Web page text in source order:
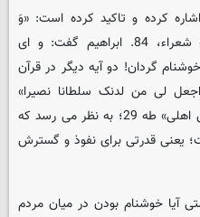
اشاره کرده و تاکید کرده است: «وَ
اجْعَلْ لی‏ لِسانَ صِدْقٍ فِی الْآخِرین» شعراء، 84. ابراهیم گفت: و ای
گردان! دو آیه دیگر در قرآن
لی من لدنک سلطانا نصیرا»
اسراء، 80؛ و نیز «واجعل لی وزیرا من اهلی» طه 29؛ به نظر می رسد که
یعنی قدرتی برای نفوذ و گسترش
آیا خوشنام بودن در میان مردم